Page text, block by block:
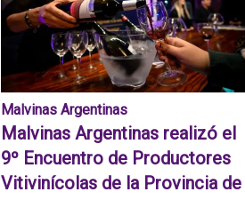
Malvinas Argentinas
Malvinas Argentinas realizó el
9º Encuentro de Productores
Vitivinícolas de la Provincia de